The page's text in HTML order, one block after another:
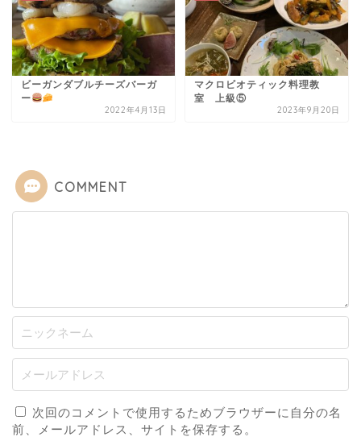
ビーガンダブルチーズバーガ
ー
2022年4月13日
マクロビオティック料理教
室 上級⑤
2023年9月20日
COMMENT
次回のコメントで使用するためブラウザーに自分の名
前、メールアドレス、サイトを保存する。